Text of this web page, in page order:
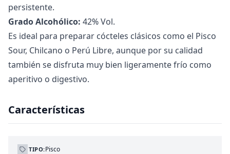
persistente.
Grado Alcohólico: 42% Vol.
Es ideal para preparar cócteles clásicos como el Pisco
Sour, Chilcano o Perú Libre, aunque por su calidad
también se disfruta muy bien ligeramente frío como
aperitivo o digestivo.
Características
TIPO:Pisco